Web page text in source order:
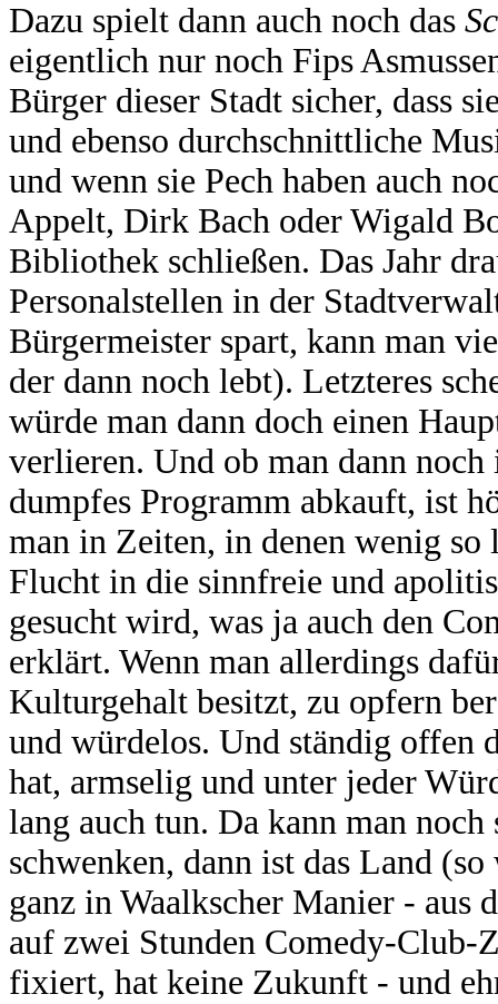
Dazu spielt dann auch noch das
eigentlich nur noch Fips
Bürger dieser Stadt sicher, dass
und ebenso durchschnittliche
und wenn sie Pech haben auch
Appelt, Dirk Bach oder Wigald
Bibliothek schließen. Das Jahr
Personalstellen in der
Bürgermeister spart, kann man
der dann noch lebt). Letzteres
würde man dann doch einen
verlieren. Und ob man dann
dumpfes Programm abkauft, ist
man in Zeiten, in denen wenig
Flucht in die sinnfreie und
gesucht wird, was ja auch den
erklärt. Wenn man allerdings
Kulturgehalt besitzt, zu opfern
und würdelos. Und ständig offen
hat, armselig und unter jeder
lang auch tun. Da kann man
schwenken, dann ist das Land
ganz in Waalkscher Manier - aus
auf zwei Stunden Comedy-Club-
fixiert, hat keine Zukunft - und